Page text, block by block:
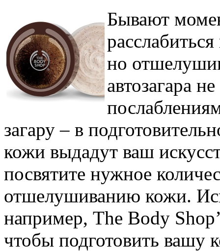
Бывают
но
автозагара
загару – в
кожи выдадут ваш
посвятите нужное
отшелушиванию кожи.
например, The Body
чтобы подготовить вашу